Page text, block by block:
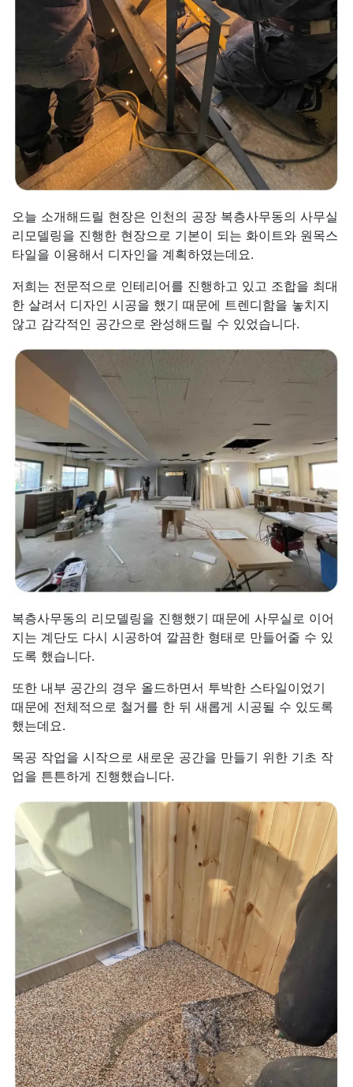
오늘 소개해드릴 현장은 인천의 공장 복층사무동의 사무실
리모델링을 진행한 현장으로 기본이 되는 화이트와 원목스
타일을 이용해서 디자인을 계획하였는데요.
저희는 전문적으로 인테리어를 진행하고 있고 조합을 최대
한 살려서 디자인 시공을 했기 때문에 트렌디함을 놓치지
않고 감각적인 공간으로 완성해드릴 수 있었습니다.
복층사무동의 리모델링을 진행했기 때문에 사무실로 이어
지는 계단도 다시 시공하여 깔끔한 형태로 만들어줄 수 있
도록 했습니다.
또한 내부 공간의 경우 올드하면서 투박한 스타일이었기
때문에 전체적으로 철거를 한 뒤 새롭게 시공될 수 있도록
했는데요.
목공 작업을 시작으로 새로운 공간을 만들기 위한 기초 작
업을 튼튼하게 진행했습니다.